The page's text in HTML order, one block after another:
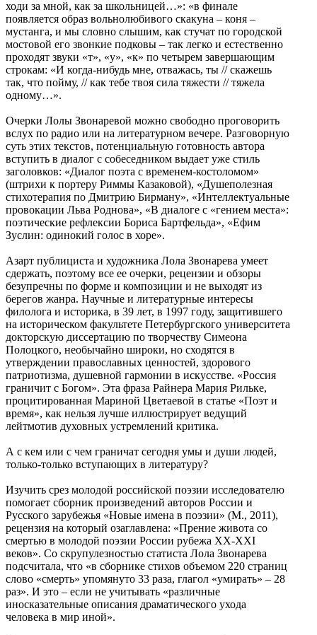
ходи за мной, как за школьницей…»: «в финале
появляется образ вольнолюбивого скакуна – коня –
мустанга, и мы словно слышим, как стучат по городской
мостовой его звонкие подковы – так легко и естественно
проходят звуки «т», «у», «к» по четырем завершающим
строкам: «И когда-нибудь мне, отважась, ты // скажешь
так, что пойму, // как тебе твоя сила тяжести // тяжела
одному…».
Очерки Лолы Звонаревой можно свободно проговорить
вслух по радио или на литературном вечере. Разговорную
суть этих текстов, потенциальную готовность автора
вступить в диалог с собеседником выдает уже стиль
заголовков: «Диалог поэта с временем-костоломом»
(штрихи к портеру Риммы Казаковой), «Душеполезная
стихотерапия по Дмитрию Бирману», «Интеллектуальные
провокации Льва Роднова», «В диалоге с «гением места»:
поэтические рефлексии Бориса Бартфельда», «Ефим
Зуслин: одинокий голос в хоре».
Азарт публициста и художника Лола Звонарева умеет
сдержать, поэтому все ее очерки, рецензии и обзоры
безупречны по форме и композиции и не выходят из
берегов жанра. Научные и литературные интересы
филолога и историка, в 39 лет, в 1997 году, защитившего
на историческом факультете Петербургского университета
докторскую диссертацию по творчеству Симеона
Полоцкого, необычайно широки, но сходятся в
утверждении православных ценностей, здорового
патриотизма, душевной гармонии в искусстве. «Россия
граничит с Богом». Эта фраза Райнера Мария Рильке,
процитированная Мариной Цветаевой в статье «Поэт и
время», как нельзя лучше иллюстрирует ведущий
лейтмотив духовных устремлений критика.
А с кем или с чем граничат сегодня умы и души людей,
только-только вступающих в литературу?
Изучить срез молодой российской поэзии исследователю
помогает сборник произведений авторов России и
Русского зарубежья «Новые имена в поэзии» (М., 2011),
рецензия на который озаглавлена: «Прение живота со
смертью в молодой поэзии России рубежа ХХ-ХХI
веков». Со скрупулезностью статиста Лола Звонарева
подсчитала, что «в сборнике стихов объемом 220 страниц
слово «смерть» упомянуто 33 раза, глагол «умирать» – 28
раз». И это – если не учитывать «различные
иносказательные описания драматического ухода
человека в мир иной».